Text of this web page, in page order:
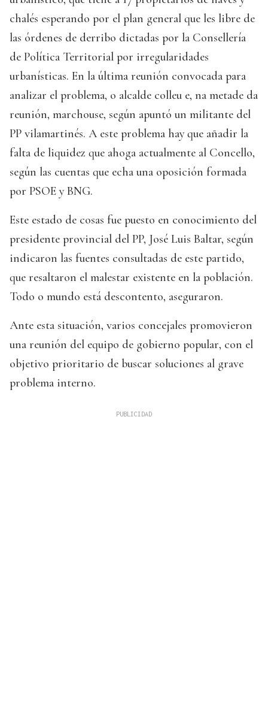
chalés esperando por el plan general que les libre de
las órdenes de derribo dictadas por la Consellería
de Política Territorial por irregularidades
urbanísticas. En la última reunión convocada para
analizar el problema, o alcalde colleu e, na metade da
reunión, marchouse, según apuntó un militante del
PP vilamartinés. A este problema hay que añadir la
falta de liquidez que ahoga actualmente al Concello,
según las cuentas que echa una oposición formada
por PSOE y BNG.
Este estado de cosas fue puesto en conocimiento del
presidente provincial del PP, José Luis Baltar, según
indicaron las fuentes consultadas de este partido,
que resaltaron el malestar existente en la población.
Todo o mundo está descontento, aseguraron.
Ante esta situación, varios concejales promovieron
una reunión del equipo de gobierno popular, con el
objetivo prioritario de buscar soluciones al grave
problema interno.